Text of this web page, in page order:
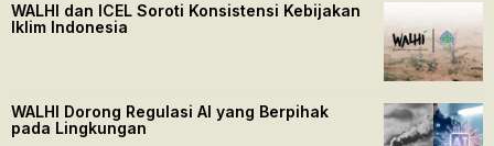
WALHI dan ICEL Soroti Konsistensi Kebijakan
Iklim Indonesia
WALHI Dorong Regulasi AI yang Berpihak
pada Lingkungan